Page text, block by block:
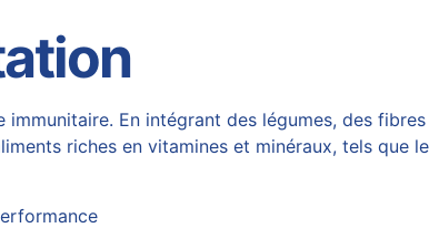
En intégrant des légumes, des
riches en vitamines et minéraux, tels que